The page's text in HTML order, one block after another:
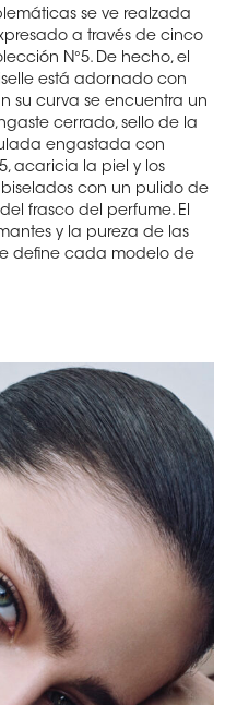
se ve realzada
a través de cinco
N°5. De hecho, el
está adornado con
su curva se encuentra un
cerrado, sello de la
engastada con
acaricia la piel y los
con un pulido de
frasco del perfume. El
y la pureza de las
define cada modelo de